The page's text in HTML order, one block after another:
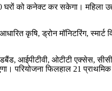
को कनेक्ट कर सकेगा। महिला
कृषि, ड्रोन मॉनिटरिंग,
आईपीटीवी, ओटीटी एक्सेस,
परियोजना फिलहाल 21